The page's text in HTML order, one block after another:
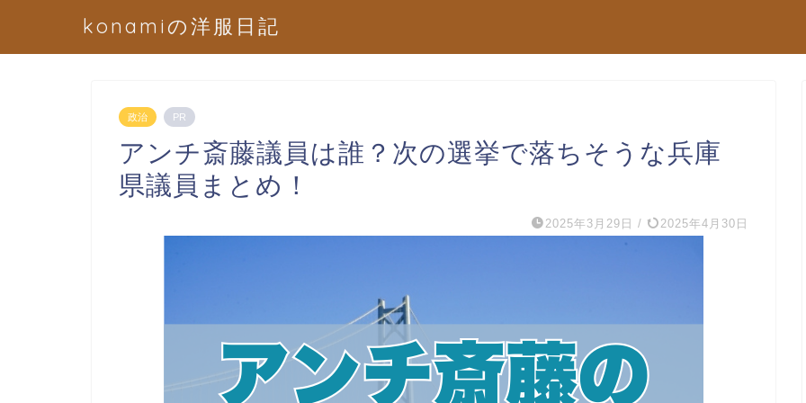
konamiの洋服日記
政治 PR
アンチ斎藤議員は誰？次の選挙で落ちそうな兵庫
県議員まとめ！
2025年3月29日 / 2025年4月30日